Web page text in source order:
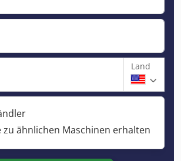
Land
zu ähnlichen Maschinen erhalten